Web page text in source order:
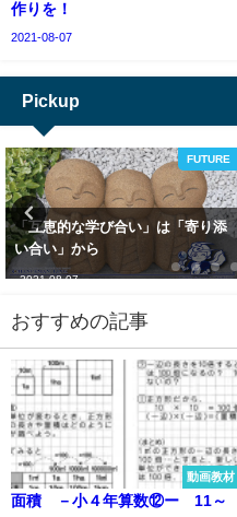
作りを！
2021-08-07
Pickup
FUTURE
「互恵的な学び合い」は「寄り添
い合い」から
2021-08-07
おすすめの記事
動画教材
面積 －小４年算数⑫ー 11～